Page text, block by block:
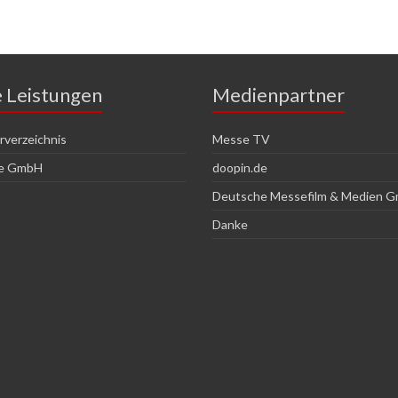
GmbH
Medienpartner
Messe TV
doopin.de
Deutsche Messefilm & Medien
Danke